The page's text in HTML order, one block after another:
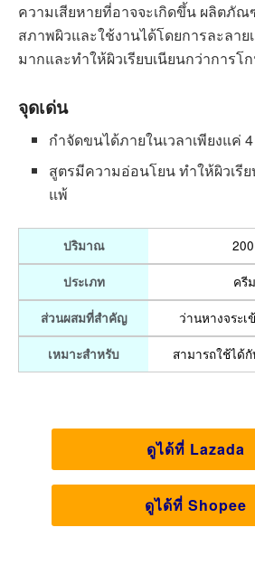
ความเสียหายที่อาจจะเกิดขึ้น ผลิตภั
สภาพผิวและใช้งานได้โดยการละลา
มากและทำให้ผิวเรียบเนียนกว่าการโ
จุดเด่น
กำจัดขนได้ภายในเวลาเพียงแค่
สูตรมีความอ่อนโยน ทำให้ผิวเรีย
แพ้
ปริมาณ
ประเภท ครี
ส่วนผสมที่สำคัญ ว่านหางจระ
เหมาะสำหรับ สามารถใช้ได้
ดูได้ที่ Lazada
ดูได้ที่ Shopee